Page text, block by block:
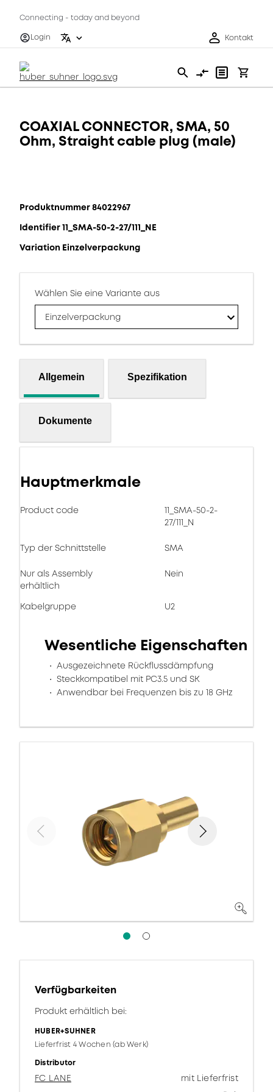
Connecting - today and beyond
Login
Kontakt
COAXIAL CONNECTOR, SMA, 50
Ohm, Straight cable plug (male)
Produktnummer 84022967
Identifier 11_SMA-50-2-27/111_NE
Variation Einzelverpackung
Wählen Sie eine Variante aus
Einzelverpackung
Allgemein Spezifikation
Dokumente
Hauptmerkmale
Product code
11_SMA-50-2-
27/111_N
Typ der Schnittstelle SMA
Nur als Assembly
erhältlich
Nein
Kabelgruppe U2
Wesentliche Eigenschaften
Ausgezeichnete Rückflussdämpfung
Steckkompatibel mit PC3.5 und SK
Anwendbar bei Frequenzen bis zu 18 GHz
Verfügbarkeiten
Produkt erhältlich bei:
HUBER+SUHNER
Lieferfrist 4 Wochen (ab Werk)
Distributor
FC LANE
mit Lieferfrist